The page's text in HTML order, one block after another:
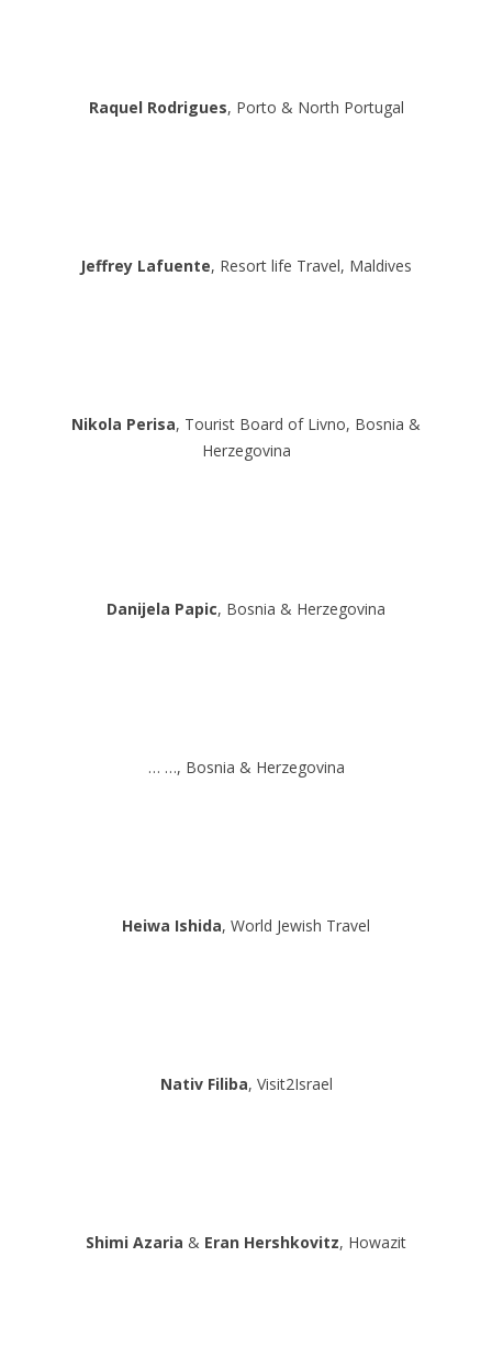
Raquel Rodrigues, Porto & North Portugal
Jeffrey Lafuente, Resort life Travel, Maldives
Nikola Perisa, Tourist Board of Livno, Bosnia &
Herzegovina
Danijela Papic, Bosnia & Herzegovina
… …, Bosnia & Herzegovina
Heiwa Ishida, World Jewish Travel
Nativ Filiba, Visit2Israel
Shimi Azaria & Eran Hershkovitz, Howazit